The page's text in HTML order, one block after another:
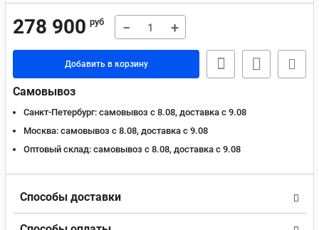
278 900 руб − +
Добавить в корзину
Самовывоз
Санкт-Петербург: самовывоз с 8.08, доставка c 9.08
Москва: самовывоз с 8.08, доставка c 9.08
Оптовый склад: самовывоз с 8.08, доставка c 9.08
Способы доставки